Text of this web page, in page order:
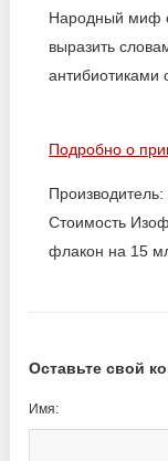
Народный миф
выразить
антибиотиками
Подробно о
Стоимость
флакон на 15
Оставьте свой
Имя: